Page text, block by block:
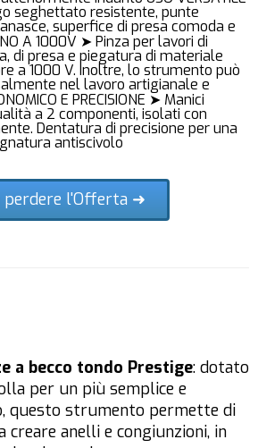
seghettato resistente, punte
superfice di presa comoda e
A 1000V ➤ Pinza per lavori di
di presa e piegatura di materiale
a 1000 V. Inoltre, lo strumento può
nel lavoro artigianale e
E PRECISIONE ➤ Manici
a 2 componenti, isolati con
Dentatura di precisione per una
antiscivolo
perdere l'Offerta ➜
a becco tondo Prestige: dotato
per un più semplice e
questo strumento permette di
creare anelli e congiunzioni, in